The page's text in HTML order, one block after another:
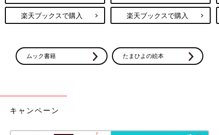
楽天ブックスで購入 楽天ブックスで購入
ムック書籍 たまひよの絵本
キャンペーン